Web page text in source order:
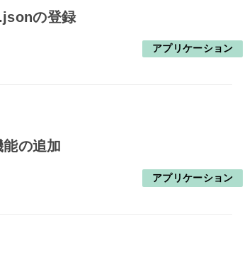
の登録
アプリケーション
の追加
アプリケーション